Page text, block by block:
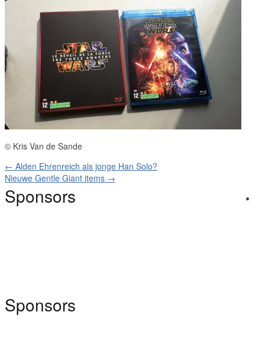
© Kris Van de Sande
← Alden Ehrenreich als jonge Han Solo?
Nieuwe Gentle Giant items →
Sponsors
Sponsors